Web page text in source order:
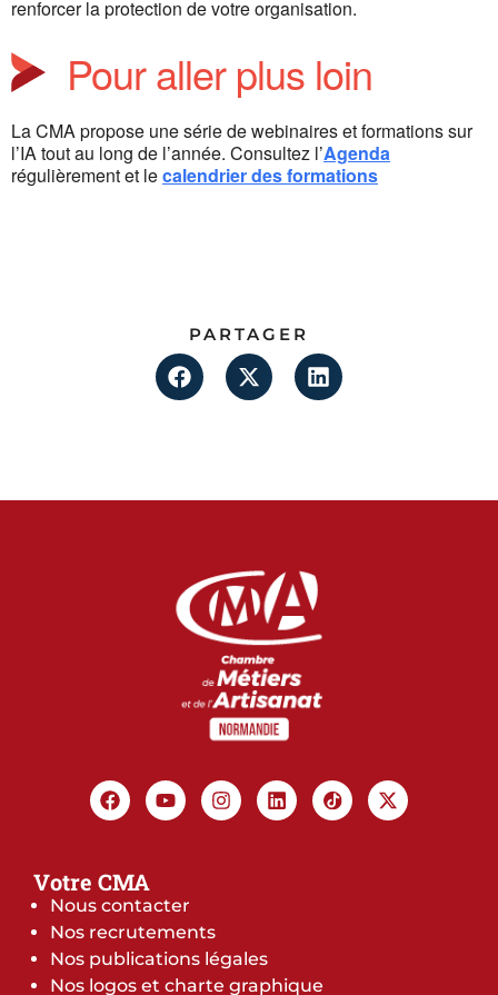
renforcer la protection de votre organisation.
Pour aller plus loin
La CMA propose une série de webinaires et formations sur
l’IA tout au long de l’année. Consultez l’Agenda
régulièrement et lecalendrier des formations
PARTAGER
Votre CMA
Nous contacter
Nos recrutements
Nos publications légales
Nos logos et charte graphique